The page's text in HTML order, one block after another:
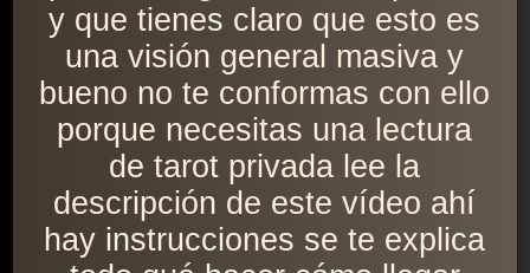
y que tienes claro que esto es
una visión general masiva y
bueno no te conformas con ello
porque necesitas una lectura
de tarot privada lee la
descripción de este vídeo ahí
hay instrucciones se te explica